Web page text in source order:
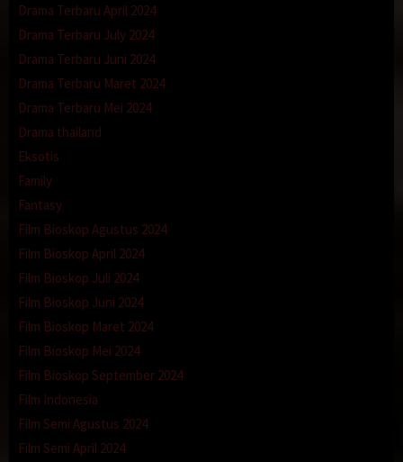
Drama Terbaru April 2024
Drama Terbaru July 2024
Drama Terbaru Juni 2024
Drama Terbaru Maret 2024
Drama Terbaru Mei 2024
Drama thailand
Eksotis
Family
Fantasy
Film Bioskop Agustus 2024
Film Bioskop April 2024
Film Bioskop Juli 2024
Film Bioskop Juni 2024
Film Bioskop Maret 2024
Film Bioskop Mei 2024
Film Bioskop September 2024
Film Indonesia
Film Semi Agustus 2024
Film Semi April 2024